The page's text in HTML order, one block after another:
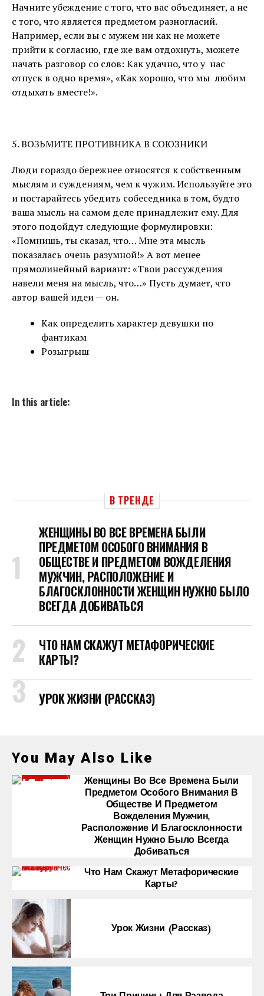
Начните убеждение с того, что вас объединяет, а не
с того, что является предметом разногласий.
Например, если вы с мужем ни как не можете
прийти к согласию, где же вам отдохнуть, можете
начать разговор со слов: Как удачно, что у нас
отпуск в одно время», «Как хорошо, что мы любим
отдыхать вместе!».
5. ВОЗЬМИТЕ ПРОТИВНИКА В СОЮЗНИКИ
Люди гораздо бережнее относятся к собственным
мыслям и суждениям, чем к чужим. Используйте это
и постарайтесь убедить собеседника в том, будто
ваша мысль на самом деле принадлежит ему. Для
этого подойдут следующие формулировки:
«Помнишь, ты сказал, что… Мне эта мысль
показалась очень разумной!» А вот менее
прямолинейный вариант: «Твои рассуждения
навели меня на мысль, что…» Пусть думает, что
автор вашей идеи — он.
Как определить характер девушки по
фантикам
Розыгрыш
In this article:
В ТРЕНДЕ
ЖЕНЩИНЫ ВО ВСЕ ВРЕМЕНА БЫЛИ
ПРЕДМЕТОМ ОСОБОГО ВНИМАНИЯ В
ОБЩЕСТВЕ И ПРЕДМЕТОМ ВОЖДЕЛЕНИЯ
МУЖЧИН, РАСПОЛОЖЕНИЕ И
БЛАГОСКЛОННОСТИ ЖЕНЩИН НУЖНО БЫЛО
ВСЕГДА ДОБИВАТЬСЯ
ЧТО НАМ СКАЖУТ МЕТАФОРИЧЕСКИЕ
КАРТЫ?
УРОК ЖИЗНИ (РАССКАЗ)
You May Also Like
Женщины Во Все Времена Были
Предметом Особого Внимания В
Обществе И Предметом
Вожделения Мужчин,
Расположение И Благосклонности
Женщин Нужно Было Всегда
Добиваться
Что Нам Скажут Метафорические
Карты?
Урок Жизни (рассказ)